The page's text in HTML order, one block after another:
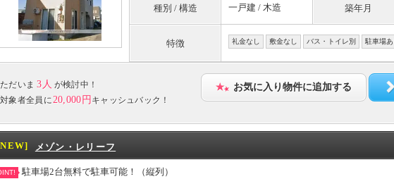
種別 / 構造 一戸建 / 木造 築年月
特徴 礼金なし 敷金なし バス・トイレ別 駐車場あ
ただいま 3人 が検討中！
対象者全員に 20,000円 キャッシュバック！
お気に入り物件に追加する
メゾン・レリーフ
駐車場2台無料で駐車可能！（縦列）